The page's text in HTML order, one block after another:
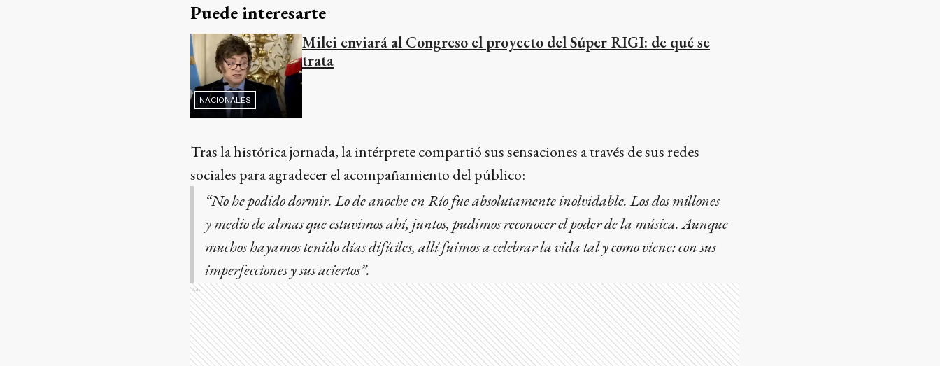
Puede interesarte
NACIONALES
Milei enviará al Congreso el proyecto del Súper RIGI: de qué se
trata
Tras la histórica jornada, la intérprete compartió sus sensaciones a través de sus redes
sociales para agradecer el acompañamiento del público:
“No he podido dormir. Lo de anoche en Río fue absolutamente inolvidable. Los dos millones
y medio de almas que estuvimos ahí, juntos, pudimos reconocer el poder de la música. Aunque
muchos hayamos tenido días difíciles, allí fuimos a celebrar la vida tal y como viene: con sus
imperfecciones y sus aciertos”.
Ads